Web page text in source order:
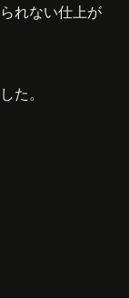
れない仕上が
た。